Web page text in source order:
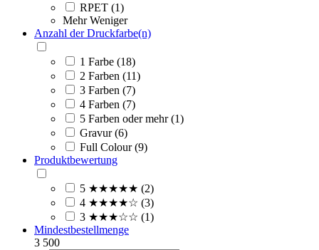
RPET (1)
Mehr Weniger
Anzahl der Druckfarbe(n)
1 Farbe (18)
2 Farben (11)
3 Farben (7)
4 Farben (7)
5 Farben oder mehr (1)
Gravur (6)
Full Colour (9)
Produktbewertung
5 ★★★★★ (2)
4 ★★★★☆ (3)
3 ★★★☆☆ (1)
Mindestbestellmenge
3 500